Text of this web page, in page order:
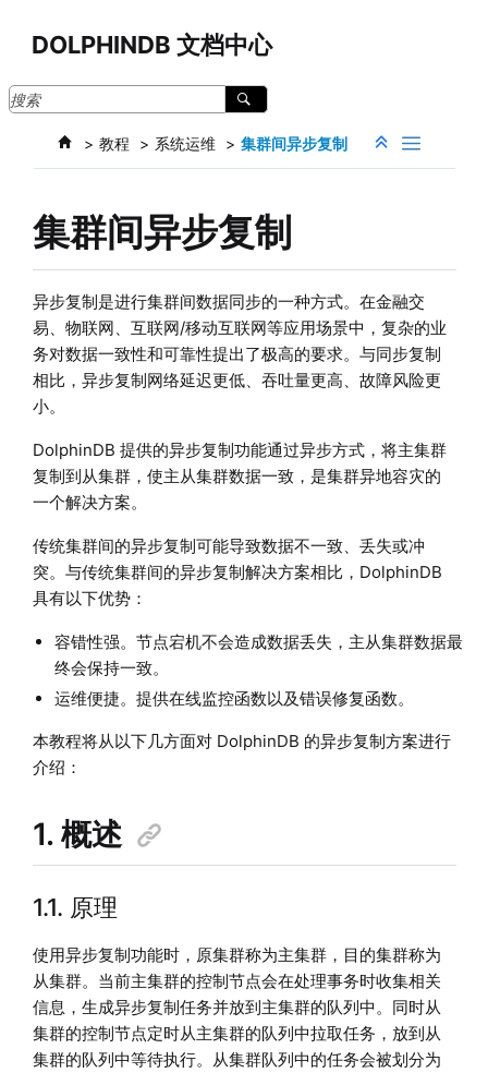
DOLPHINDB 文档中心
教程 系统运维 集群间异步复制
集群间异步复制
异步复制是进行集群间数据同步的一种方式。在金融交
易、物联网、互联网/移动互联网等应用场景中，复杂的业
务对数据一致性和可靠性提出了极高的要求。与同步复制
相比，异步复制网络延迟更低、吞吐量更高、故障风险更
小。
DolphinDB 提供的异步复制功能通过异步方式，将主集群
复制到从集群，使主从集群数据一致，是集群异地容灾的
一个解决方案。
传统集群间的异步复制可能导致数据不一致、丢失或冲
突。与传统集群间的异步复制解决方案相比，DolphinDB
具有以下优势：
容错性强。节点宕机不会造成数据丢失，主从集群数据最
终会保持一致。
运维便捷。提供在线监控函数以及错误修复函数。
本教程将从以下几方面对 DolphinDB 的异步复制方案进行
介绍：
1. 概述
1.1. 原理
使用异步复制功能时，原集群称为主集群，目的集群称为
从集群。当前主集群的控制节点会在处理事务时收集相关
信息，生成异步复制任务并放到主集群的队列中。同时从
集群的控制节点定时从主集群的队列中拉取任务，放到从
集群的队列中等待执行。从集群队列中的任务会被划分为